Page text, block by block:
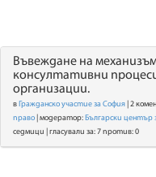
Въвеждане на
консултативни
организации.
в Гражданско участие за София | 2
право | модератор: Български център
седмици | гласували за: 7 против: 0